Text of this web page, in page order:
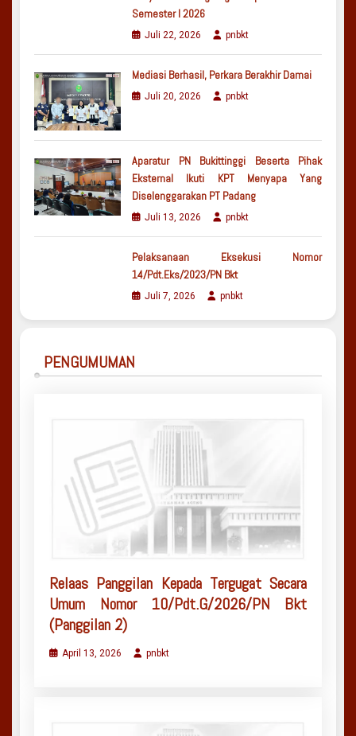
Semester I 2026
Juli 22, 2026 pnbkt
Mediasi Berhasil, Perkara Berakhir Damai
Juli 20, 2026 pnbkt
Aparatur PN Bukittinggi Beserta Pihak
Eksternal Ikuti KPT Menyapa Yang
Diselenggarakan PT Padang
Juli 13, 2026 pnbkt
Pelaksanaan Eksekusi Nomor
14/Pdt.Eks/2023/PN Bkt
Juli 7, 2026 pnbkt
PENGUMUMAN
Relaas Panggilan Kepada Tergugat Secara
Umum Nomor 10/Pdt.G/2026/PN Bkt
(Panggilan 2)
April 13, 2026 pnbkt